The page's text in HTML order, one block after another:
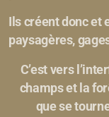
Ils créent donc
paysagères,
C’est vers
champs et la
que se